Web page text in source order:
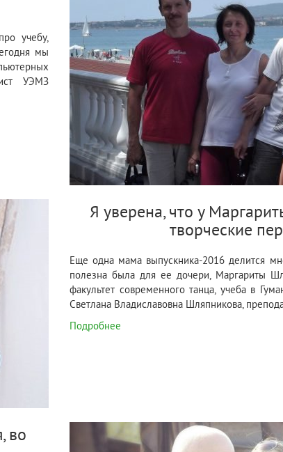
учебу,
мы
УЭМЗ
Я уверена, что у
творческие
Еще одна мама выпускника-2016 делится
полезна была для ее дочери, Маргариты
факультет современного танца, учеба в
Светлана Владиславовна Шляпникова,
Подробнее
во